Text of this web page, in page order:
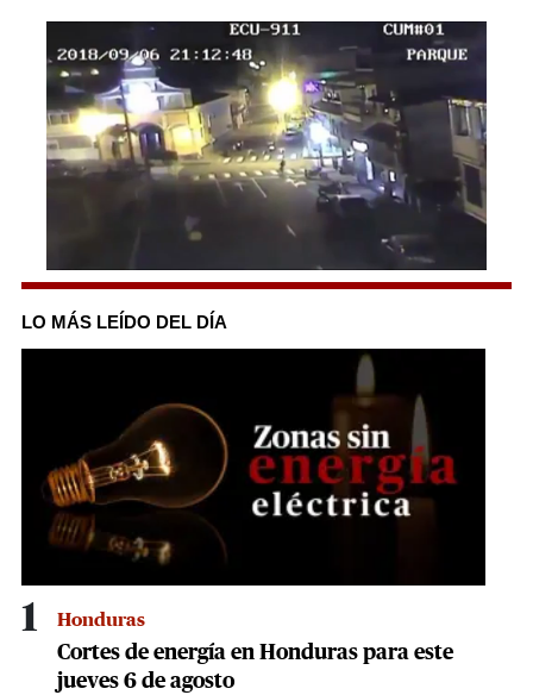
0
of
39
seconds
LO MÁS LEÍDO DEL DÍA
1 Honduras
Cortes de energía en Honduras para este
jueves 6 de agosto